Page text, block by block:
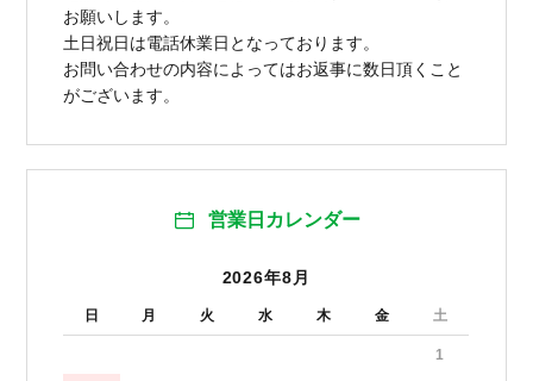
お願いします。
土日祝日は電話休業日となっております。
お問い合わせの内容によってはお返事に数日頂くこと
がございます。
営業日カレンダー
2026年8月
日 月 火 水 木 金 土
1